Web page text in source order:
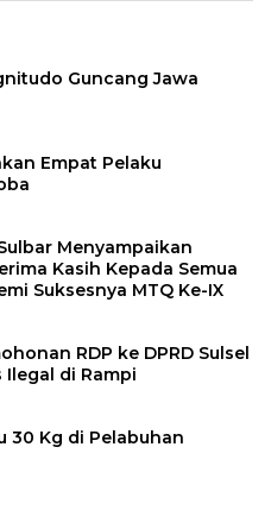
Guncang Jawa
Empat Pelaku
Menyampaikan
Kasih Kepada Semua
Suksesnya MTQ Ke-IX
RDP ke DPRD Sulsel
Ilegal di Rampi
30 Kg di Pelabuhan